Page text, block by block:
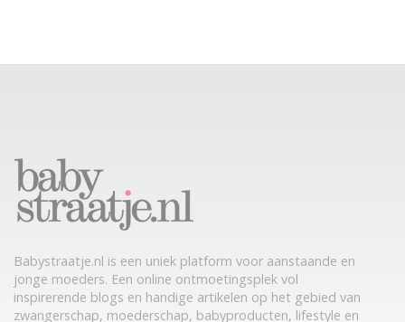
Babystraatje.nl is een uniek platform voor aanstaande en
jonge moeders. Een online ontmoetingsplek vol
inspirerende blogs en handige artikelen op het gebied van
zwangerschap, moederschap, babyproducten, lifestyle en